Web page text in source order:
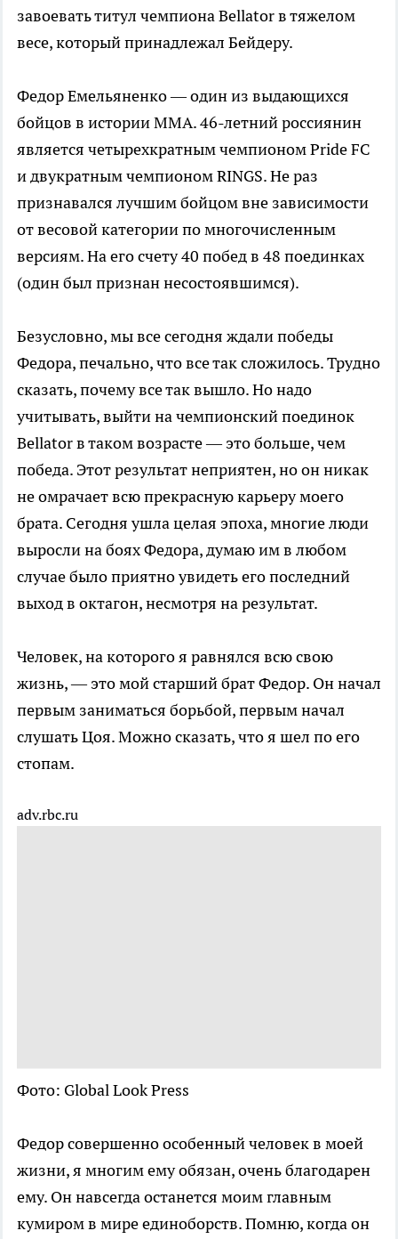
завоевать титул чемпиона Bellator в тяжелом
весе, который принадлежал Бейдеру.
Федор Емельяненко — один из выдающихся
бойцов в истории ММА. 46-летний россиянин
является четырехкратным чемпионом Pride FC
и двукратным чемпионом RINGS. Не раз
признавался лучшим бойцом вне зависимости
от весовой категории по многочисленным
версиям. На его счету 40 побед в 48 поединках
(один был признан несостоявшимся).
Безусловно, мы все сегодня ждали победы
Федора, печально, что все так сложилось. Трудно
сказать, почему все так вышло. Но надо
учитывать, выйти на чемпионский поединок
Bellator в таком возрасте — это больше, чем
победа. Этот результат неприятен, но он никак
не омрачает всю прекрасную карьеру моего
брата. Сегодня ушла целая эпоха, многие люди
выросли на боях Федора, думаю им в любом
случае было приятно увидеть его последний
выход в октагон, несмотря на результат.
Человек, на которого я равнялся всю свою
жизнь, — это мой старший брат Федор. Он начал
первым заниматься борьбой, первым начал
слушать Цоя. Можно сказать, что я шел по его
стопам.
adv.rbc.ru
Фото: Global Look Press
Федор совершенно особенный человек в моей
жизни, я многим ему обязан, очень благодарен
ему. Он навсегда останется моим главным
кумиром в мире единоборств. Помню, когда он